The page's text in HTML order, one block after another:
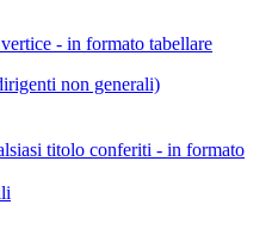
- in formato tabellare
non generali)
titolo conferiti - in formato